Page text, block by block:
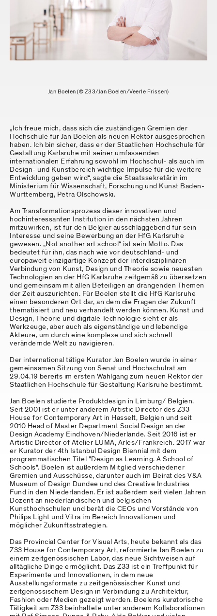
Jan Boelen (© Z33/Jan Boelen/Veerle Frissen)
„Ich freue mich, dass sich die zuständigen Gremien der
Hochschule für Jan Boelen als neuen Rektor ausgesprochen
haben. Ich bin sicher, dass er der Staatlichen Hochschule für
Gestaltung Karlsruhe mit seiner umfassenden
internationalen Erfahrung sowohl im Hochschul- als auch im
Design- und Kunstbereich wichtige Impulse für die weitere
Entwicklung geben wird“, sagte die Staatssekretärin im
Ministerium für Wissenschaft, Forschung und Kunst Baden-
Württemberg, Petra Olschowski.
Am Transformationsprozess dieser innovativen und
hochinteressanten Institution in den nächsten Jahren
mitzuwirken, ist für den Belgier ausschlaggebend für sein
Interesse und seine Bewerbung an der HfG Karlsruhe
gewesen. „Not another art school“ ist sein Motto. Das
bedeutet für ihn, das nach wie vor deutschland- und
europaweit einzigartige Konzept der interdisziplinären
Verbindung von Kunst, Design und Theorie sowie neuesten
Technologien an der HfG Karlsruhe zeitgemäß zu übersetzen
und gemeinsam mit allen Beteiligen an drängenden Themen
der Zeit auszurichten. Für Boelen stellt die HfG Karlsruhe
einen besonderen Ort dar, an dem die Fragen der Zukunft
thematisiert und neu verhandelt werden können. Kunst und
Design, Theorie und digitale Technologie sieht er als
Werkzeuge, aber auch als eigenständige und lebendige
Akteure, um durch eine komplexe und sich schnell
verändernde Welt zu navigieren.
Der international tätige Kurator Jan Boelen wurde in einer
gemeinsamen Sitzung von Senat und Hochschulrat am
29.04.19 bereits im ersten Wahlgang zum neuen Rektor der
Staatlichen Hochschule für Gestaltung Karlsruhe bestimmt.
Jan Boelen studierte Produktdesign in Limburg/ Belgien.
Seit 2001 ist er unter anderem Artistic Director des Z33
House for Contemporary Art in Hasselt, Belgien und seit
2010 Head of Master Department Social Design an der
Design Academy Eindhoven/Niederlande. Seit 2016 ist er
Artistic Director of Atelier LUMA, Arles/Frankreich. 2017 war
er Kurator der 4th Istanbul Design Biennial mit dem
programmatischen Titel "Design as Learning. A School of
Schools". Boelen ist außerdem Mitglied verschiedener
Gremien und Ausschüsse, darunter auch im Beirat des V&A
Museum of Design Dundee und des Creative Industries
Fund in den Niederlanden. Er ist außerdem seit vielen Jahren
Dozent an niederländischen und belgischen
Kunsthochschulen und berät die CEOs und Vorstände von
Philips Light und Vitra im Bereich Innovationen und
möglicher Zukunftsstrategien.
Das Provincial Center for Visual Arts, heute bekannt als das
Z33 House for Contemporary Art, reformierte Jan Boelen zu
einem zeitgenössischen Labor, das neue Sichtweisen auf
alltägliche Dinge ermöglicht. Das Z33 ist ein Treffpunkt für
Experimente und Innovationen, in dem neue
Ausstellungsformate zu zeitgenössischer Kunst und
zeitgenössischem Design in Verbindung zu Architektur,
Fashion oder Medien gezeigt werden. Boelens kuratorische
Tätigkeit am Z33 beinhaltete unter anderem Kollaborationen